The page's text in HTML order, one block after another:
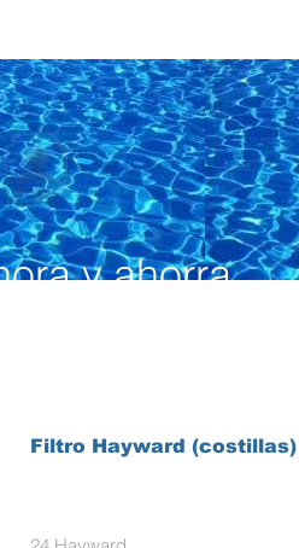
Filtro Hayward (costillas)
y ahorra